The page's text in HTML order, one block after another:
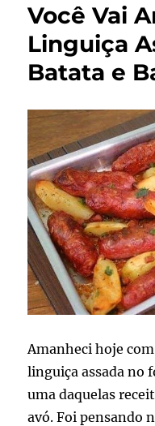
Você Vai
Linguiça
Batata e
Amanheci hoje
linguiça assada no
uma daquelas
avó. Foi pensando